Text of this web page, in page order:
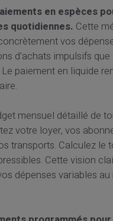
en espèces
quotidiennes. Cette
vos
d'achats impulsifs
paiement en liquide
mensuel détaillé de
votre loyer, vos
transports. Calculez le
Cette vision
dépenses variables